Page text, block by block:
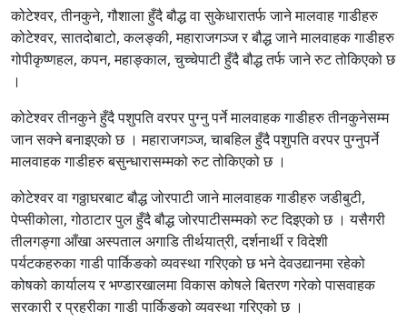
कोटेश्वर, तीनकुने, गौशाला हुँदै बौद्ध वा सुकेधारातर्फ जाने मालवाह गाडीहरु
कोटेश्वर, सातदोबाटो, कलङ्की, महाराजगञ्ज र बौद्ध जाने मालवाहक गाडीहरु
गोपीकृष्णहल, कपन, महाङ्काल, चुच्चेपाटी हुँदै बौद्ध तर्फ जाने रुट तोकिएको छ
।
कोटेश्वर तीनकुने हुँदै पशुपति वरपर पुग्नु पर्ने मालवाहक गाडीहरु तीनकुनेसम्म
जान सक्ने बनाइएको छ । महाराजगञ्ज, चाबहिल हुँदै पशुपति वरपर पुग्नुपर्ने
मालवाहक गाडीहरु बसुन्धारासम्मको रुट तोकिएको छ ।
कोटेश्वर वा गठ्ठाघरबाट बौद्ध जोरपाटी जाने मालवाहक गाडीहरु जडीबुटी,
पेप्सीकोला, गोठाटार पुल हुँदै बौद्ध जोरपाटीसम्मको रुट दिइएको छ । यसैगरी
तीलगङ्गा आँखा अस्पताल अगाडि तीर्थयात्री, दर्शनार्थी र विदेशी
पर्यटकहरुका गाडी पार्किङको व्यवस्था गरिएको छ भने देवउद्यानमा रहेको
कोषको कार्यालय र भण्डारखालमा विकास कोषले बितरण गरेको पासवाहक
सरकारी र प्रहरीका गाडी पार्किङको व्यवस्था गरिएको छ ।